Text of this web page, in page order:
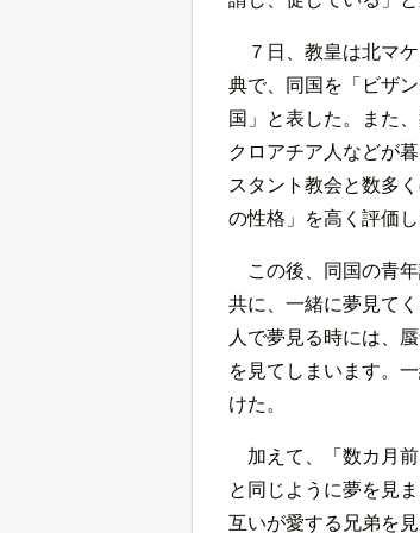
７日、教皇は北マ
典で、同国を「ビザ
国」と表した。また
クロアチア人などが
スタント教会と数多
の性格」を高く評価し
この後、同国の青
共に、一緒に夢見て
人で夢見る時には、
を見てしまいます。
けた。
加えて、「数カ月
と同じように夢を見
互いが愛する兄弟を